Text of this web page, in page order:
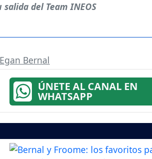
del Team INEOS
Egan Bernal
ÚNETE AL CANAL EN
WHATSAPP